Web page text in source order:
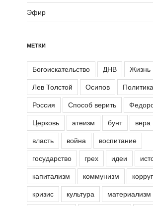
Эфир
МЕТКИ
Богоискательство ДНВ
Жизнь
Лев Толстой
Осипов
Политика
Россия
Способ верить
Церковь
атеизм бунт
вера
власть
война
воспитание
государство
грех идеи
капитализм
коммунизм
кризис
культура
материализм